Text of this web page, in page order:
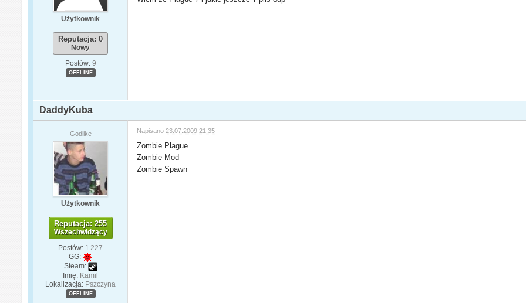
Użytkownik
Reputacja: 0
Nowy
Postów: 9
OFFLINE
DaddyKuba
Godlike
Użytkownik
Reputacja: 255
Wszechwidzący
Postów: 1 227
GG:
Steam:
Imię: Kamil
Lokalizacja: Pszczyna
OFFLINE
Napisano 23.07.2009 21:35
Zombie Plague
Zombie Mod
Zombie Spawn